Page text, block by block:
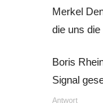
Merkel
die uns
Boris
Signal
Antwort